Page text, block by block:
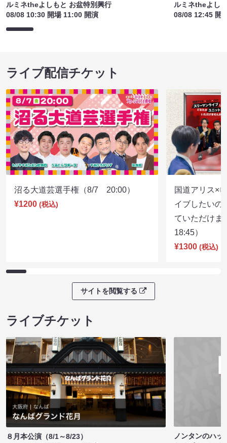
ルミネtheよしもと お盆特別興行
08/08 10:30 開場 11:00 開演
ルミネtheよし
08/08 12:45 開
ライブ配信チケット
沼る大道芸選手権（8/7 20:00）
¥1200 (税込)
国道アリス×
イブしたいの
ていただけ
18:45）
¥1300 (税込)
サイトを閲覧する
ライブチケット
８月本公演（8/1～8/23）
ノンタンのハッ